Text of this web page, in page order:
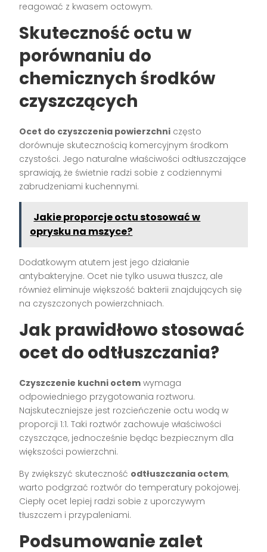
reagować z kwasem octowym.
Skuteczność octu w
porównaniu do
chemicznych środków
czyszczących
Ocet do czyszczenia powierzchni często
dorównuje skutecznością komercyjnym środkom
czystości. Jego naturalne właściwości odtłuszczające
sprawiają, że świetnie radzi sobie z codziennymi
zabrudzeniami kuchennymi.
Jakie proporcje octu stosować w
oprysku na mszyce?
Dodatkowym atutem jest jego działanie
antybakteryjne. Ocet nie tylko usuwa tłuszcz, ale
również eliminuje większość bakterii znajdujących się
na czyszczonych powierzchniach.
Jak prawidłowo stosować
ocet do odtłuszczania?
Czyszczenie kuchni octem wymaga
odpowiedniego przygotowania roztworu.
Najskuteczniejsze jest rozcieńczenie octu wodą w
proporcji 1:1. Taki roztwór zachowuje właściwości
czyszczące, jednocześnie będąc bezpiecznym dla
większości powierzchni.
By zwiększyć skuteczność odtłuszczania octem,
warto podgrzać roztwór do temperatury pokojowej.
Ciepły ocet lepiej radzi sobie z uporczywym
tłuszczem i przypaleniami.
Podsumowanie zalet